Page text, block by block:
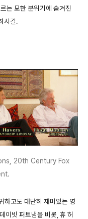
는 묘한 분위기에 숨겨진
시길.
20th Century Fox
하고도 대단히 재미있는 영
이빗 퍼트냄을 비롯, 휴 허